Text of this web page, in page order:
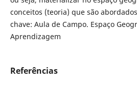
conceitos (teoria) que são
chave: Aula de Campo. Espaço
Aprendizagem
Referências